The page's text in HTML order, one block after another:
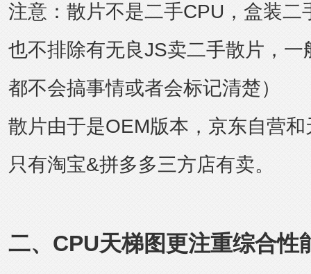
注意：散片不是二手CPU，盒装二
也不排除有无良JS卖二手散片，一
都不会搞事情或者会标记清楚）
散片由于是OEM版本，京东自营
只有淘宝&拼多多三方店有卖。
二、CPU天梯图更注重综合性